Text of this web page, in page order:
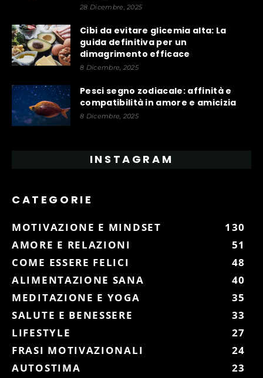
28 Dicembre, 2025
Cibi da evitare glicemia alta: La
guida definitiva per un
dimagrimento efficace
8 Dicembre, 2025
Pesci segno zodiacale: affinità e
compatibilità in amore e amicizia
8 Dicembre, 2025
INSTAGRAM
CATEGORIE
MOTIVAZIONE E MINDSET
130
AMORE E RELAZIONI
51
COME ESSERE FELICI
48
ALIMENTAZIONE SANA
40
MEDITAZIONE E YOGA
35
SALUTE E BENESSERE
33
LIFESTYLE
27
FRASI MOTIVAZIONALI
24
AUTOSTIMA
23